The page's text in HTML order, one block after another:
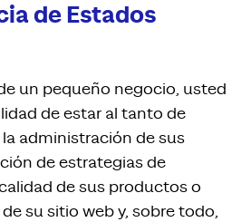
de Estados
un pequeño negocio, usted
de estar al tanto de
administración de sus
de estrategias de
de sus productos o
su sitio web y, sobre todo,